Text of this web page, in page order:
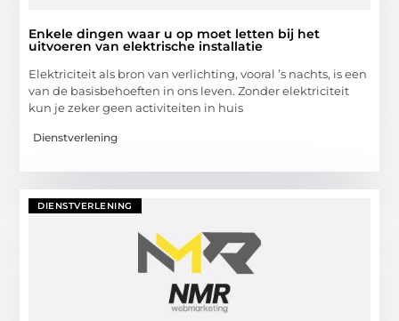
Enkele dingen waar u op moet letten bij het
uitvoeren van elektrische installatie
Elektriciteit als bron van verlichting, vooral ’s nachts, is een
van de basisbehoeften in ons leven. Zonder elektriciteit
kun je zeker geen activiteiten in huis
Dienstverlening
DIENSTVERLENING